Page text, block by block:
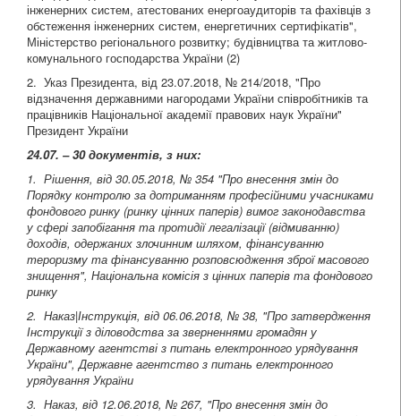
інженерних систем, атестованих енергоаудиторів та фахівців з
обстеження інженерних систем, енергетичних сертифікатів",
Міністерство регіонального розвитку; будівництва та житлово-
комунального господарства України (2)
2. Указ Президента, від 23.07.2018, № 214/2018, "Про
відзначення державними нагородами України співробітників та
працівників Національної академії правових наук України"
Президент України
24.07. – 30 документів, з них:
1. Рішення, від 30.05.2018, № 354 "Про внесення змін до
Порядку контролю за дотриманням професійними учасниками
фондового ринку (ринку цінних паперів) вимог законодавства
у сфері запобігання та протидії легалізації (відмиванню)
доходів, одержаних злочинним шляхом, фінансуванню
тероризму та фінансуванню розповсюдження зброї масового
знищення", Національна комісія з цінних паперів та фондового
ринку
2. Наказ|Інструкція, від 06.06.2018, № 38, "Про затвердження
Інструкції з діловодства за зверненнями громадян у
Державному агентстві з питань електронного урядування
України", Державне агентство з питань електронного
урядування України
3. Наказ, від 12.06.2018, № 267, "Про внесення змін до